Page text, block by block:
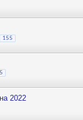
155
2022